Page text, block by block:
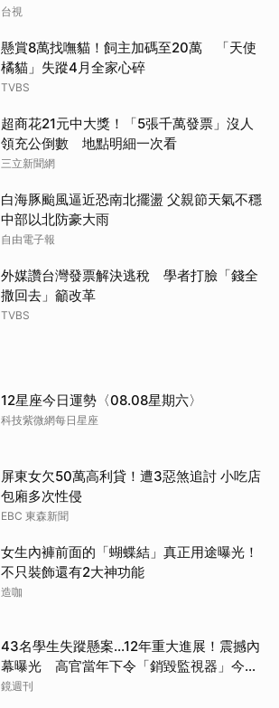
台視
懸賞8萬找嘸貓！飼主加碼至20萬 「天使
橘貓」失蹤4月全家心碎
TVBS
超商花21元中大獎！「5張千萬發票」沒人
領充公倒數 地點明細一次看
三立新聞網
白海豚颱風逼近恐南北擺盪 父親節天氣不穩
中部以北防豪大雨
自由電子報
外媒讚台灣發票解決逃稅 學者打臉「錢全
撒回去」籲改革
TVBS
12星座今日運勢〈08.08星期六〉
科技紫微網每日星座
屏東女欠50萬高利貸！遭3惡煞追討 小吃店
包廂多次性侵
EBC 東森新聞
女生內褲前面的「蝴蝶結」真正用途曝光！
不只裝飾還有2大神功能
造咖
43名學生失蹤懸案...12年重大進展！震撼內
幕曝光 高官當年下令「銷毀監視器」今遭
逮
鏡週刊